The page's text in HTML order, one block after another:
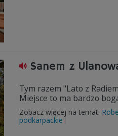
Sanem z
Tym razem "Lato z
Miejsce to ma bardzo
Zobacz więcej na temat:
podkarpackie